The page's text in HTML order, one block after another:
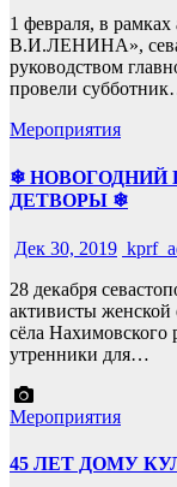
1 февраля, в
В.И.ЛЕНИНА»,
руководством
провели
Мероприятия
❄ НОВОГОДНИЙ
ДЕТВОРЫ ❄
Дек 30, 2019
28 декабря
активисты женской
сёла Нахимовского
утренники для…
Мероприятия
45 ЛЕТ ДОМУ